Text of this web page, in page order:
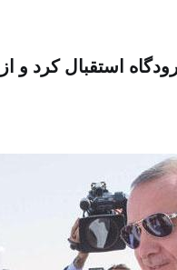
استقبال کرد و